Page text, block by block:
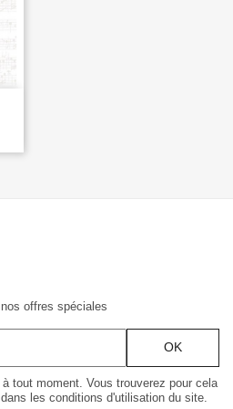
offres spéciales
tout moment. Vous trouverez pour cela
les conditions d'utilisation du site.